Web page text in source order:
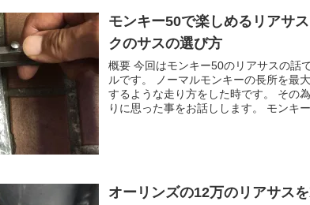
モンキー50で楽しめるリアサ
クのサスの選び方
概要 今回はモンキー50のリアサスの話
ルです。 ノーマルモンキーの長所を最
するような走り方をした時です。 その
りに思った事をお話しします。 モンキー
オーリンズの12万のリアサス